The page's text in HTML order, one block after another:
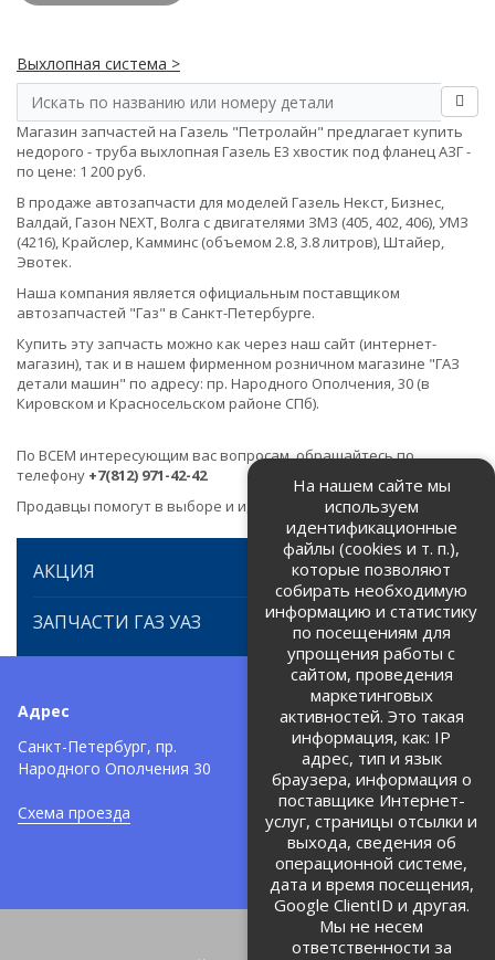
Выхлопная система >
Магазин запчастей на Газель "Петролайн" предлагает купить
недорого - труба выхлопная Газель Е3 хвостик под фланец АЗГ -
по цене: 1 200 руб.
В продаже автозапчасти для моделей Газель Некст, Бизнес,
Валдай, Газон NEXT, Волга с двигателями ЗМЗ (405, 402, 406), УМЗ
(4216), Крайслер, Камминс (объемом 2.8, 3.8 литров), Штайер,
Эвотек.
Наша компания является официальным поставщиком
автозапчастей "Газ" в Санкт-Петербурге.
Купить эту запчасть можно как через наш сайт (интернет-
магазин), так и в нашем фирменном розничном магазине "ГАЗ
детали машин" по адресу: пр. Народного Ополчения, 30 (в
Кировском и Красносельском районе СПб).
По ВСЕМ интересующим вас вопросам, обращайтесь по
телефону +7(812) 971-42-42
Продавцы помогут в выборе и идентификации товара.
АКЦИЯ
ЗАПЧАСТИ ГАЗ УАЗ
Адрес
Санкт-Петербург, пр.
Народного Ополчения 30
Схема проезда
Телефоны:
+7 (812) 971-42-42
Политика об обработке и
защите персональных данных
Соглашение на обработку
персональных данных
На нашем сайте мы
используем
идентификационные
файлы (cookies и т. п.),
которые позволяют
собирать необходимую
информацию и статистику
по посещениям для
упрощения работы с
сайтом, проведения
маркетинговых
активностей. Это такая
информация, как: IP
адрес, тип и язык
браузера, информация о
поставщике Интернет-
услуг, страницы отсылки и
выхода, сведения об
операционной системе,
дата и время посещения,
Google ClientID и другая.
Мы не несем
ответственности за